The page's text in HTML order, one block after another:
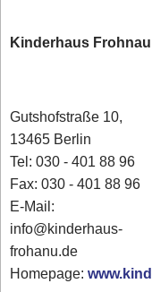
Kinderhaus Frohnau
Gutshofstraße 10,
13465 Berlin
Tel: 030 - 401 88 96
Fax: 030 - 401 88 96
E-Mail:
info@kinderhaus-
frohanu.de
Homepage: